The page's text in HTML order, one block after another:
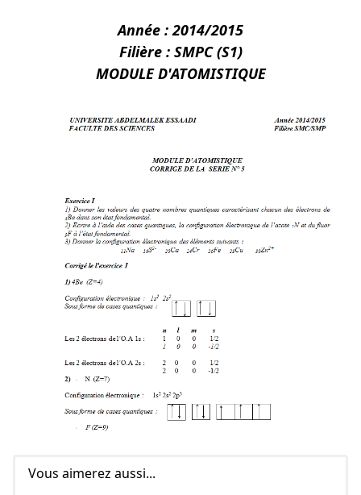
Année : 2014/2015
Filière : SMPC (S1)
MODULE D'ATOMISTIQUE
Vous aimerez aussi...